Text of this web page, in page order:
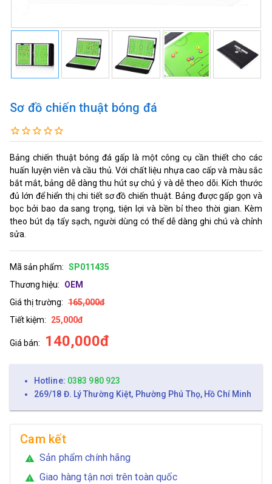
Sơ đồ chiến thuật bóng đá
Bảng chiến thuật bóng đá gấp là một công cụ cần thiết cho các
huấn luyện viên và cầu thủ. Với chất liệu nhựa cao cấp và màu sắc
bắt mắt, bảng dễ dàng thu hút sự chú ý và dễ theo dõi. Kích thước
đủ lớn để hiển thị chi tiết sơ đồ chiến thuật. Bảng được gấp gọn và
bọc bởi bao da sang trọng, tiện lợi và bền bỉ theo thời gian. Kèm
theo bút dạ tẩy sạch, người dùng có thể dễ dàng ghi chú và chỉnh
sửa.
Mã sản phẩm: SP011435
Thương hiệu:
OEM
Giá thị trường: 165,000đ
Tiết kiệm:
25,000đ
Giá bán: 140,000đ
Hotline: 0383 980 923
269/18 Đ. Lý Thường Kiệt, Phường Phú Thọ, Hồ Chí Minh
Cam kết
warning Sản phẩm chính hãng
warning Giao hàng tận nơi trên toàn quốc